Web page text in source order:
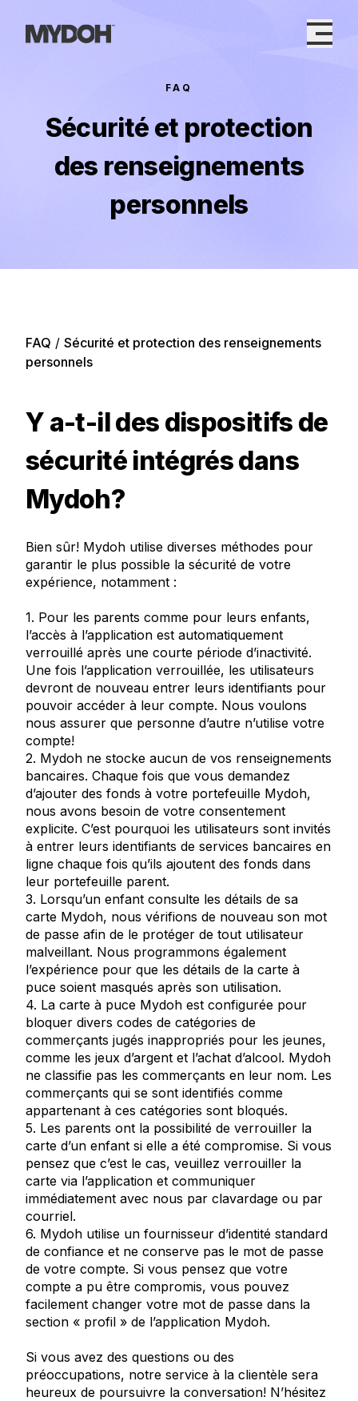
content
FAQ
Sécurité et protection
des renseignements
personnels
FAQ / Sécurité et protection des renseignements
personnels
Y a-t-il des dispositifs de
sécurité intégrés dans
Mydoh?
Bien sûr! Mydoh utilise diverses méthodes pour
garantir le plus possible la sécurité de votre
expérience, notamment :
1. Pour les parents comme pour leurs enfants,
l’accès à l’application est automatiquement
verrouillé après une courte période d’inactivité.
Une fois l’application verrouillée, les utilisateurs
devront de nouveau entrer leurs identifiants pour
pouvoir accéder à leur compte. Nous voulons
nous assurer que personne d’autre n’utilise votre
compte!
2. Mydoh ne stocke aucun de vos renseignements
bancaires. Chaque fois que vous demandez
d’ajouter des fonds à votre portefeuille Mydoh,
nous avons besoin de votre consentement
explicite. C’est pourquoi les utilisateurs sont invités
à entrer leurs identifiants de services bancaires en
ligne chaque fois qu’ils ajoutent des fonds dans
leur portefeuille parent.
3. Lorsqu’un enfant consulte les détails de sa
carte Mydoh, nous vérifions de nouveau son mot
de passe afin de le protéger de tout utilisateur
malveillant. Nous programmons également
l’expérience pour que les détails de la carte à
puce soient masqués après son utilisation.
4. La carte à puce Mydoh est configurée pour
bloquer divers codes de catégories de
commerçants jugés inappropriés pour les jeunes,
comme les jeux d’argent et l’achat d’alcool. Mydoh
ne classifie pas les commerçants en leur nom. Les
commerçants qui se sont identifiés comme
appartenant à ces catégories sont bloqués.
5. Les parents ont la possibilité de verrouiller la
carte d’un enfant si elle a été compromise. Si vous
pensez que c’est le cas, veuillez verrouiller la
carte via l’application et communiquer
immédiatement avec nous par clavardage ou par
courriel.
6. Mydoh utilise un fournisseur d’identité standard
de confiance et ne conserve pas le mot de passe
de votre compte. Si vous pensez que votre
compte a pu être compromis, vous pouvez
facilement changer votre mot de passe dans la
section « profil » de l’application Mydoh.
Si vous avez des questions ou des
préoccupations, notre service à la clientèle sera
heureux de poursuivre la conversation! N’hésitez